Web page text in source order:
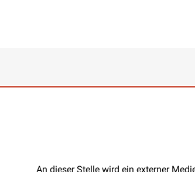
An dieser Stelle wird ein externer